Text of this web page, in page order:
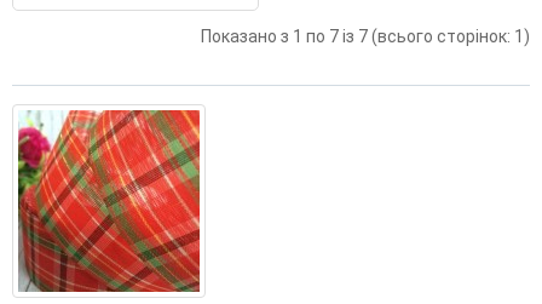
Показано з 1 по 7 із 7 (всього сторінок: 1)